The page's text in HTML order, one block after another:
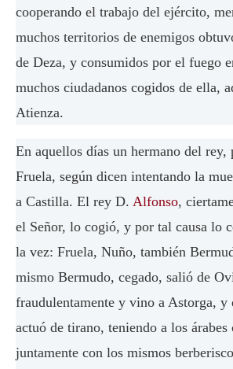
cooperando el trabajo del ejército,
muchos territorios de enemigos
de Deza, y consumidos por el fuego
muchos ciudadanos cogidos de ella,
Atienza.
En aquellos días un hermano del rey,
Fruela, según dicen intentando la
a Castilla. El rey D. Alfonso,
el Señor, lo cogió, y por tal causa lo
la vez: Fruela, Nuño, también
mismo Bermudo, cegado, salió de
fraudulentamente y vino a Astorga, y
actuó de tirano, teniendo a los árabes
juntamente con los mismos